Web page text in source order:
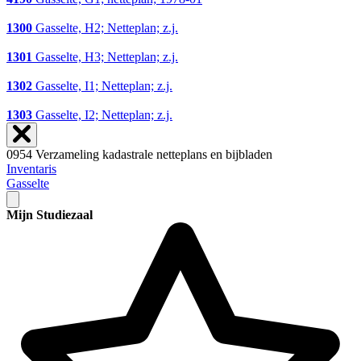
1300 Gasselte, H2; Netteplan; z.j.
1301 Gasselte, H3; Netteplan; z.j.
1302 Gasselte, I1; Netteplan; z.j.
1303 Gasselte, I2; Netteplan; z.j.
0954 Verzameling kadastrale netteplans en bijbladen
Inventaris
Gasselte
Mijn Studiezaal